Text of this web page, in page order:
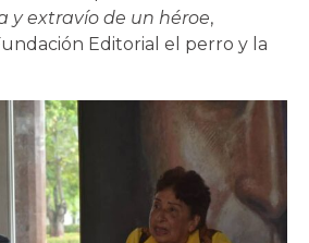
y extravío de un héroe,
Editorial el perro y la